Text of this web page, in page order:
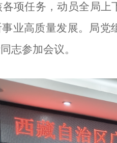
各项任务，动员全局
业高质量发展。局
志参加会议。